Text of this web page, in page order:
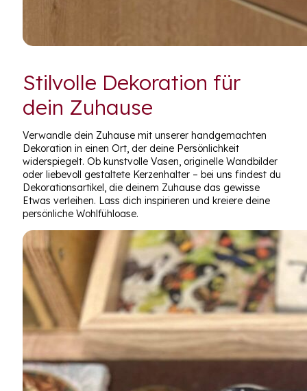
Stilvolle Dekoration für
dein Zuhause
Verwandle dein Zuhause mit unserer handgemachten
Dekoration in einen Ort, der deine Persönlichkeit
widerspiegelt. Ob kunstvolle Vasen, originelle Wandbilder
oder liebevoll gestaltete Kerzenhalter – bei uns findest du
Dekorationsartikel, die deinem Zuhause das gewisse
Etwas verleihen. Lass dich inspirieren und kreiere deine
persönliche Wohlfühloase.